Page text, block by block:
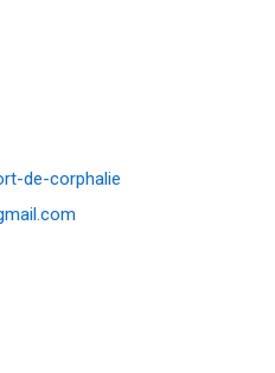
de-corphalie